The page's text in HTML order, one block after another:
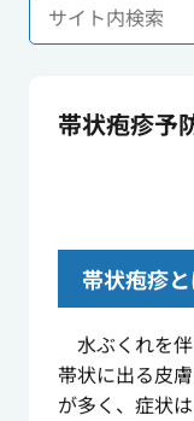
帯状疱疹予
帯状疱疹
水ぶくれを
帯状に出る皮
が多く、症状